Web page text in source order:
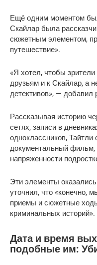
Ещё одним моментом
Скайлар была
сюжетным элементом,
путешествие».
«Я хотел, чтобы
друзьям и к Скайлар, а
детективов», — добавил
Рассказывая историю
сетях, записи в
одноклассников, Тайтли
документальный фильм,
напряженности
Эти элементы
уточнил, что «конечно,
приемы и сюжетные
криминальных историй».
Дата и время
подобные им: